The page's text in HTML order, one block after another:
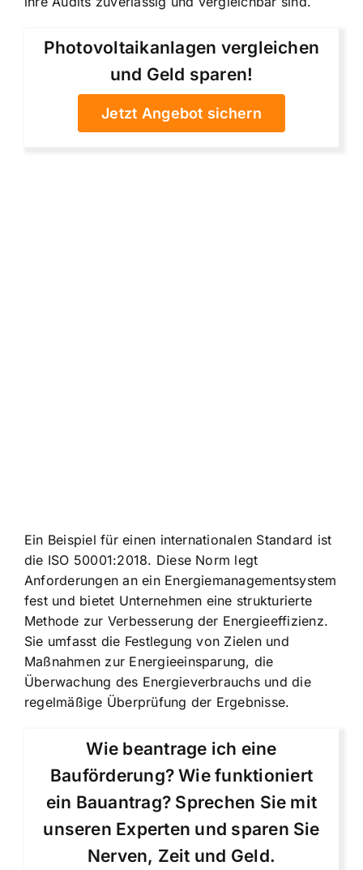
Photovoltaikanlagen vergleichen
und Geld sparen!
Jetzt Angebot sichern
Ein Beispiel für einen internationalen Standard ist
die ISO 50001:2018. Diese Norm legt
Anforderungen an ein Energiemanagementsystem
fest und bietet Unternehmen eine strukturierte
Methode zur Verbesserung der Energieeffizienz.
Sie umfasst die Festlegung von Zielen und
Maßnahmen zur Energieeinsparung, die
Überwachung des Energieverbrauchs und die
regelmäßige Überprüfung der Ergebnisse.
Wie beantrage ich eine
Bauförderung? Wie funktioniert
ein Bauantrag? Sprechen Sie mit
unseren Experten und sparen Sie
Nerven, Zeit und Geld.